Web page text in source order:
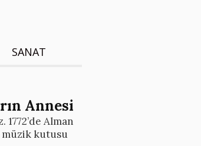
SANAT
Annesi
Alman
müzik kutusu